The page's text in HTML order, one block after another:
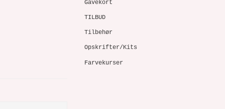
Gavekort
TILBUD
Tilbehør
Opskrifter/Kits
Farvekurser